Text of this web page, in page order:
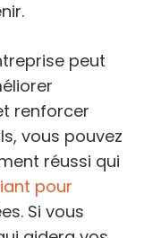
peut
renforcer
vous pouvez
réussi qui
pour
Si vous